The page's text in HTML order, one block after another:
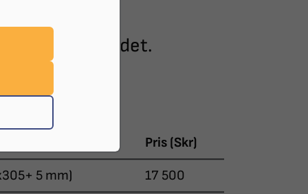
bibilotek i landet.
Pris (Skr)
5 mm)
17 500